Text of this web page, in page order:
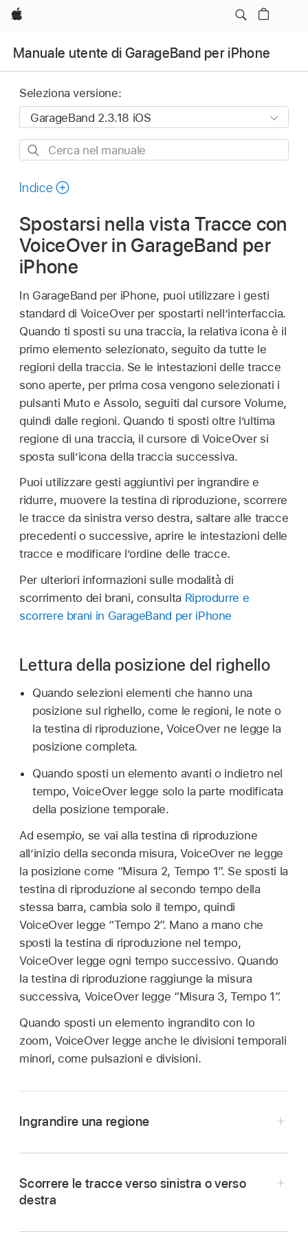
Apple
Manuale utente di GarageBand per iPhone
Seleziona versione:
Cerca
manuale
Indice
Spostarsi nella vista Tracce con
VoiceOver in GarageBand per
iPhone
In GarageBand per iPhone, puoi utilizzare i gesti
standard di VoiceOver per spostarti nell’interfaccia.
Quando ti sposti su una traccia, la relativa icona è il
primo elemento selezionato, seguito da tutte le
regioni della traccia. Se le intestazioni delle tracce
sono aperte, per prima cosa vengono selezionati i
pulsanti Muto e Assolo, seguiti dal cursore Volume,
quindi dalle regioni. Quando ti sposti oltre l’ultima
regione di una traccia, il cursore di VoiceOver si
sposta sull’icona della traccia successiva.
Puoi utilizzare gesti aggiuntivi per ingrandire e
ridurre, muovere la testina di riproduzione, scorrere
le tracce da sinistra verso destra, saltare alle tracce
precedenti o successive, aprire le intestazioni delle
tracce e modificare l’ordine delle tracce.
Per ulteriori informazioni sulle modalità di
scorrimento dei brani, consulta Riprodurre e
scorrere brani in GarageBand per iPhone
Lettura della posizione del righello
Quando selezioni elementi che hanno una
posizione sul righello, come le regioni, le note o
la testina di riproduzione, VoiceOver ne legge la
posizione completa.
Quando sposti un elemento avanti o indietro nel
tempo, VoiceOver legge solo la parte modificata
della posizione temporale.
Ad esempio, se vai alla testina di riproduzione
all’inizio della seconda misura, VoiceOver ne legge
la posizione come “Misura 2, Tempo 1”. Se sposti la
testina di riproduzione al secondo tempo della
stessa barra, cambia solo il tempo, quindi
VoiceOver legge “Tempo 2”. Mano a mano che
sposti la testina di riproduzione nel tempo,
VoiceOver legge ogni tempo successivo. Quando
la testina di riproduzione raggiunge la misura
successiva, VoiceOver legge “Misura 3, Tempo 1”.
Quando sposti un elemento ingrandito con lo
zoom, VoiceOver legge anche le divisioni temporali
minori, come pulsazioni e divisioni.
Ingrandire una regione
per ingrandire o verso l’alto per ridurre.
Scorrere le tracce verso sinistra o verso
destra